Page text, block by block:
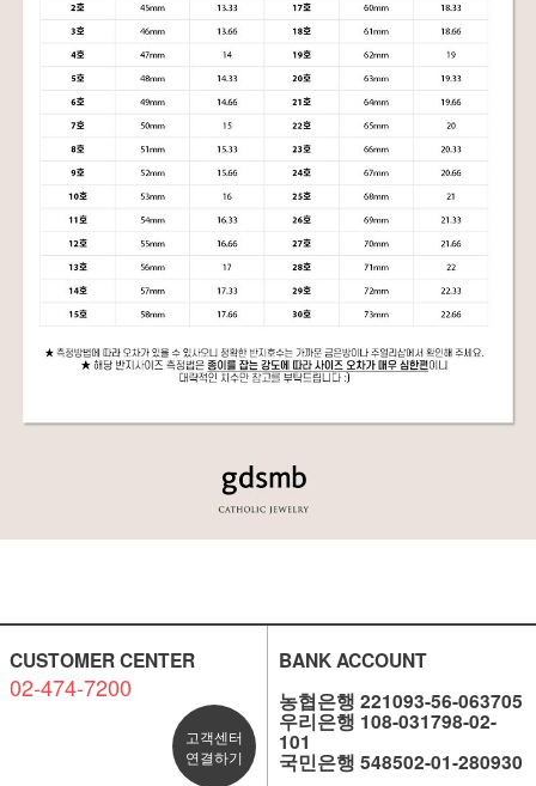
CUSTOMER CENTER
02-474-7200
고객센터
연결하기
BANK ACCOUNT
농협은행 221093-56-063705
우리은행 108-031798-02-
101
국민은행 548502-01-280930